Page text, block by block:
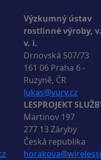
Výzkumný ústav
rostlinné výroby, v.
v. i.
Drnovská 507/73
161 06 Praha 6 -
Ruzyně, ČR
lukas@vurv.cz
LESPROJEKT
Martinov 197
277 13 Záryby
Česká republika